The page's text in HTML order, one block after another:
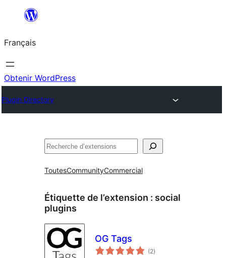
contenu
Français
Obtenir WordPress
Plugin Directory
Rechercher
ToutesCommunityCommercial
Étiquette de l’extension : social
plugins
OG Tags
(2notes
en
)